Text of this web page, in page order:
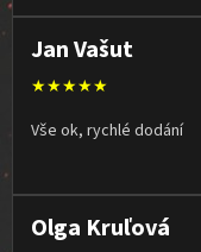
Jan Vašut
★★★★★
Vše ok, rychlé dodání
Olga Kruľová